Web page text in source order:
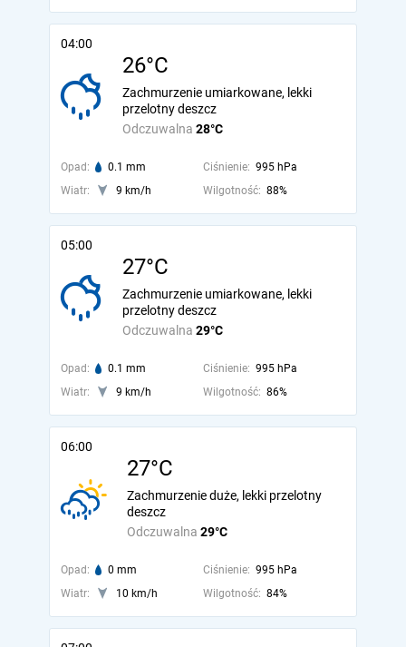
04:00
26°C
Odczuwalna 28°C
Zachmurzenie umiarkowane, lekki
przelotny deszcz
Opad: 0.1 mm Ciśnienie: 995 hPa
Wiatr:
9 km/h Wilgotność: 88%
05:00
27°C
Odczuwalna 29°C
Zachmurzenie umiarkowane, lekki
przelotny deszcz
Opad: 0.1 mm Ciśnienie: 995 hPa
Wiatr:
9 km/h Wilgotność: 86%
06:00
27°C
Odczuwalna 29°C
Zachmurzenie duże, lekki przelotny
deszcz
Opad: 0 mm Ciśnienie: 995 hPa
Wiatr:
10 km/h Wilgotność: 84%